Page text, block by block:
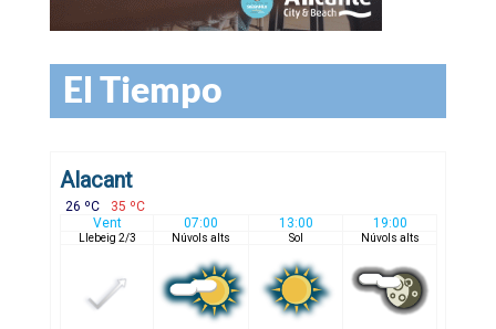
El Tiempo